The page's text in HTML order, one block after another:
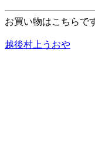
お買い物はこちらで
越後村上うおや